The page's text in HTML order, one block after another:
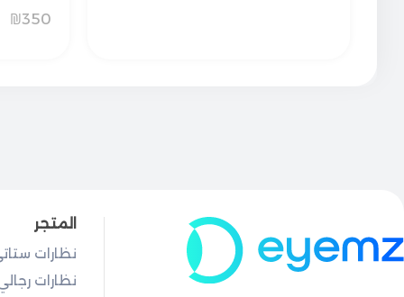
₪350
المتجر
نظارات
نظارات